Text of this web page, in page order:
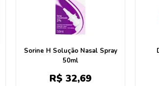
Sorine H Solução Nasal Spray
50ml
R$ 32,69